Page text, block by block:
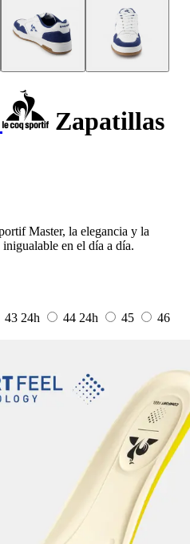
Zapatillas
Master, la elegancia y la
en el día a día.
43 24h 44 24h 45
46